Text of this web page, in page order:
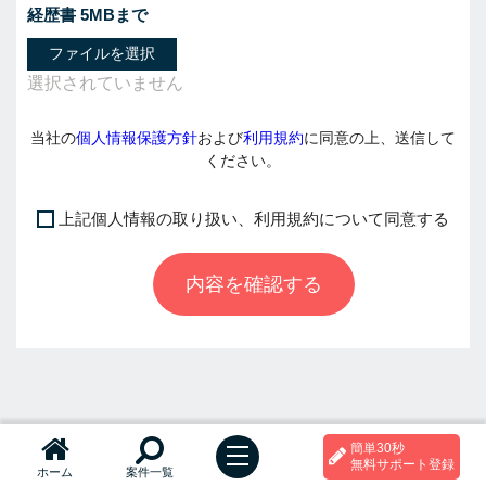
経歴書 5MBまで
ファイルを選択
当社の個人情報保護方針および利用規約に同意の上、送信して
ください。
上記個人情報の取り扱い、利用規約について同意する
内容を確認する
ホーム 案件一覧
t
o
簡単30秒
無料サポート登録